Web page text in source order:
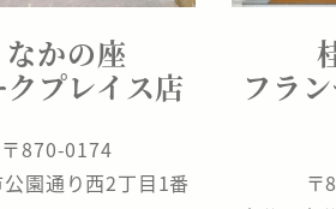
なかの座
プレイス店
〒870-0174
園通り西2丁目1番
フラ
〒